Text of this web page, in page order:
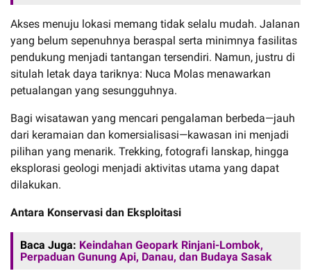
Akses menuju lokasi memang tidak selalu mudah. Jalanan
yang belum sepenuhnya beraspal serta minimnya fasilitas
pendukung menjadi tantangan tersendiri. Namun, justru di
situlah letak daya tariknya: Nuca Molas menawarkan
petualangan yang sesungguhnya.
Bagi wisatawan yang mencari pengalaman berbeda—jauh
dari keramaian dan komersialisasi—kawasan ini menjadi
pilihan yang menarik. Trekking, fotografi lanskap, hingga
eksplorasi geologi menjadi aktivitas utama yang dapat
dilakukan.
Antara Konservasi dan Eksploitasi
Baca Juga: Keindahan Geopark Rinjani-Lombok,
Perpaduan Gunung Api, Danau, dan Budaya Sasak